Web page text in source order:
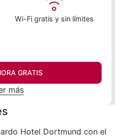
Wi-Fi gratis y sin límites
GRATIS
más
Hotel Dortmund con el